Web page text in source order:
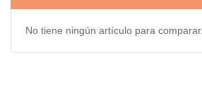
No tiene ningún artículo para comparar.